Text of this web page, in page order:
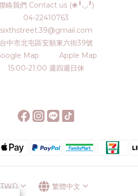
絡我們 Contact us (❀╹◡╹)
04-22410763
sixthstreet.39@gmail.com
台中市北屯區安順東六街39號
Map
Apple Map
15:00-21:00 週四週日休
TWD 繁體中文